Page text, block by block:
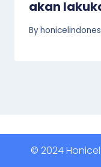
akan
By
© 2024